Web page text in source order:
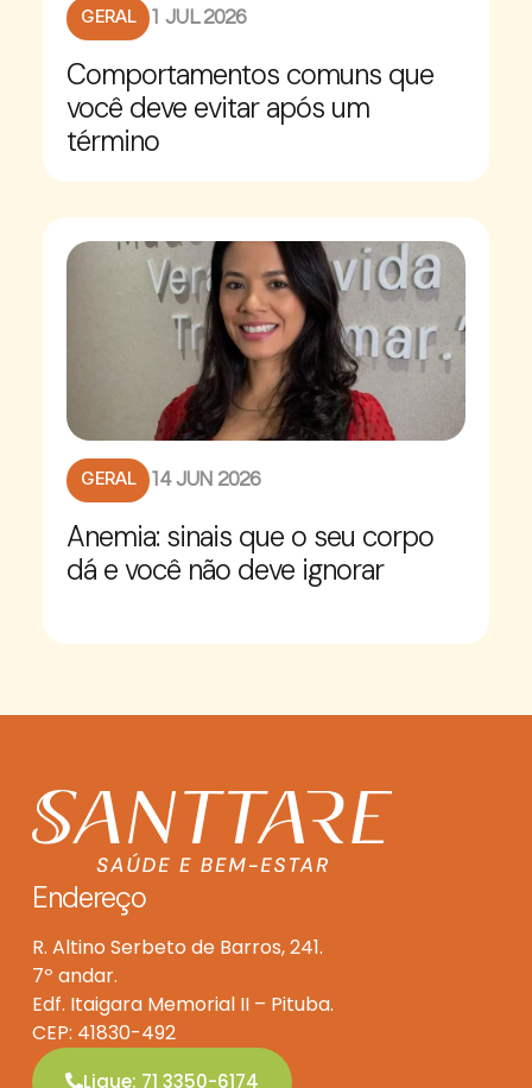
GERAL 1 JUL 2026
Comportamentos comuns que
você deve evitar após um
término
GERAL 14 JUN 2026
Anemia: sinais que o seu corpo
dá e você não deve ignorar
Endereço
R. Altino Serbeto de Barros, 241.
7º andar.
Edf. Itaigara Memorial II – Pituba.
CEP: 41830-492
Ligue: 71 3350-6174